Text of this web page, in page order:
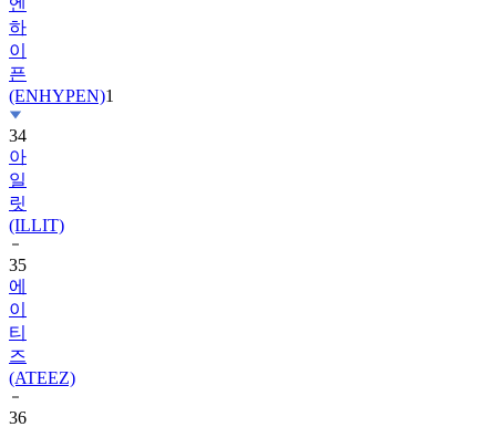
이
픈
(ENHYPEN)
34
아
일
릿
(ILLIT)
35
에
이
티
즈
(ATEEZ)
36
제
로